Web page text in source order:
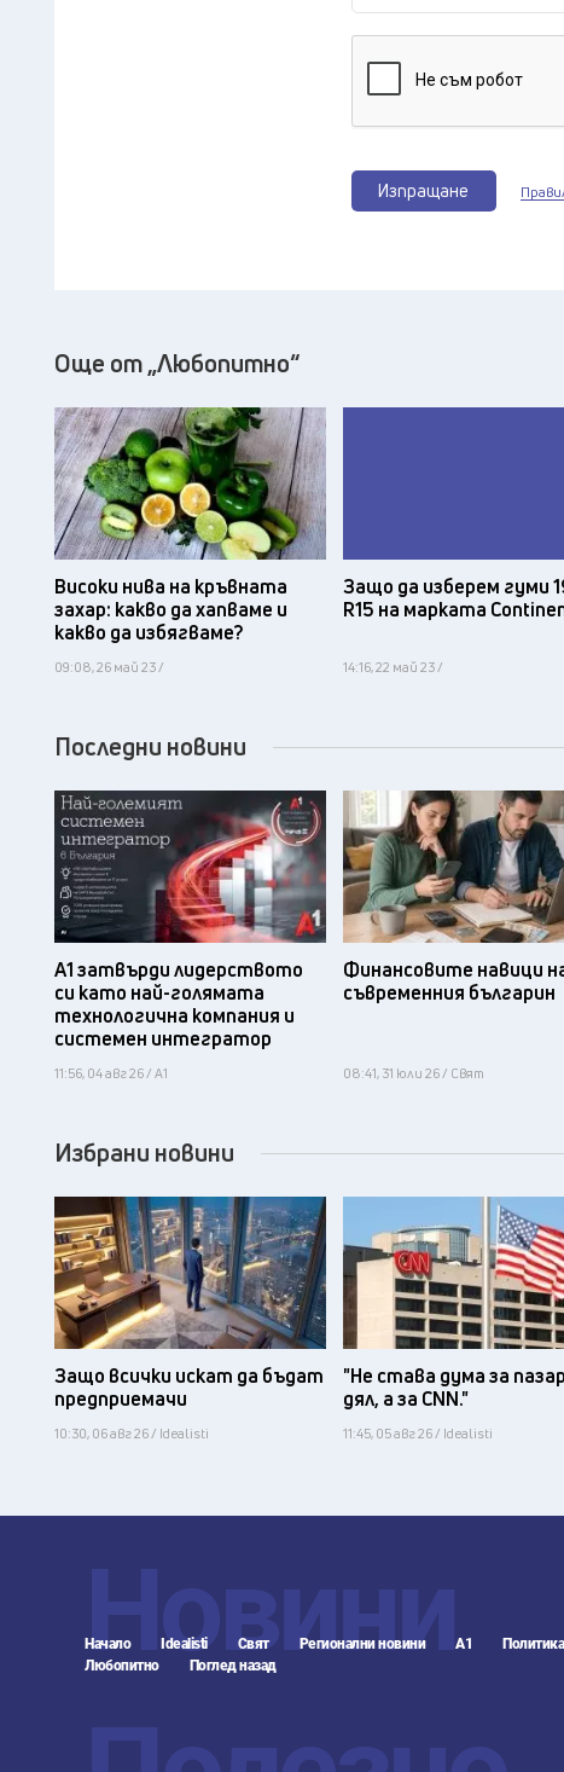
Изпращане
Още от „Любопитно“
Високи нива на кръвната
захар: какво да хапваме и
какво да избягваме?
09:08, 26 май 23 /
Защо да изберем гуми
R15 на марката
14:16, 22 май 23 /
Последни новини
А1 затвърди лидерството
си като най-голямата
технологична компания и
системен интегратор
11:56, 04 авг 26 / А1
Финансовите навици
съвременния българин
08:41, 31 юли 26 / Свят
Избрани новини
Защо всички искат да бъдат
предприемачи
10:30, 06 авг 26 / Idealisti
"Не става дума за
дял, а за CNN."
11:45, 05 авг 26 / Idealisti
Новини
Начало Idealisti Свят Регионални новини А1 Политика
Любопитно
Поглед назад